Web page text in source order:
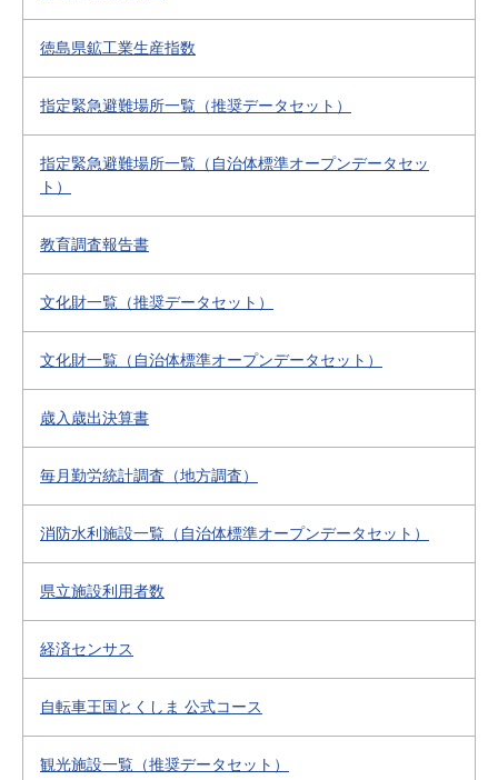
徳島県鉱工業生産指数
指定緊急避難場所一覧（推奨データセット）
指定緊急避難場所一覧（自治体標準オープンデータセッ
ト）
教育調査報告書
文化財一覧（推奨データセット）
文化財一覧（自治体標準オープンデータセット）
歳入歳出決算書
毎月勤労統計調査（地方調査）
消防水利施設一覧（自治体標準オープンデータセット）
県立施設利用者数
経済センサス
自転車王国とくしま 公式コース
観光施設一覧（推奨データセット）